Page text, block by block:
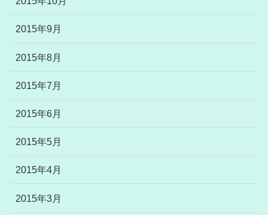
2015年9月
2015年8月
2015年7月
2015年6月
2015年5月
2015年4月
2015年3月